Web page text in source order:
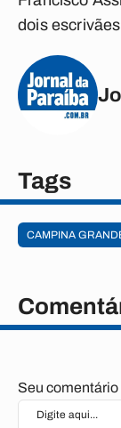
dois
Tags
CAMPINA
Seu